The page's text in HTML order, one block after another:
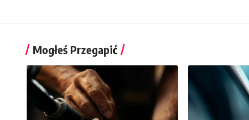
Mogłeś Przegapić